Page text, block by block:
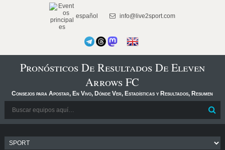
español info@live2sport.com
Pronósticos De Resultados De Eleven
Arrows FC
Consejos para Apostar, En Vivo, Dónde Ver, Estadísticas y Resultados, Resumen